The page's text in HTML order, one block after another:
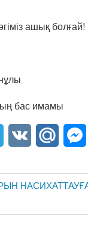
ашық болғай!
бас имамы
Telegram
VK Mail.Ru